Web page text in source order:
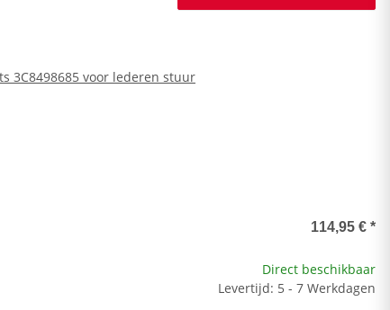
3C8498685 voor lederen stuur
114,95 € *
Direct beschikbaar
Levertijd: 5 - 7 Werkdagen